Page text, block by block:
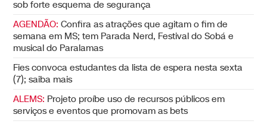
sob forte esquema de segurança
AGENDÃO: Confira as atrações que agitam o fim de
semana em MS; tem Parada Nerd, Festival do Sobá e
musical do Paralamas
Fies convoca estudantes da lista de espera nesta sexta
(7); saiba mais
ALEMS: Projeto proíbe uso de recursos públicos em
serviços e eventos que promovam as bets